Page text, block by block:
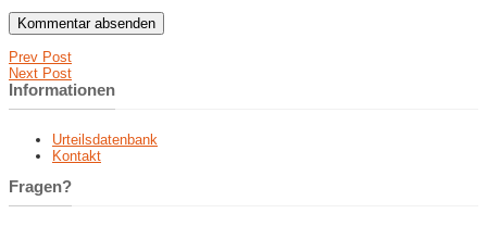
Prev Post
Next Post
Informationen
Urteilsdatenbank
Kontakt
Fragen?